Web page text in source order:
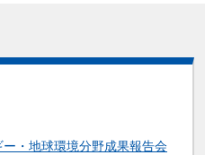
ー・地球環境分野成果報告会